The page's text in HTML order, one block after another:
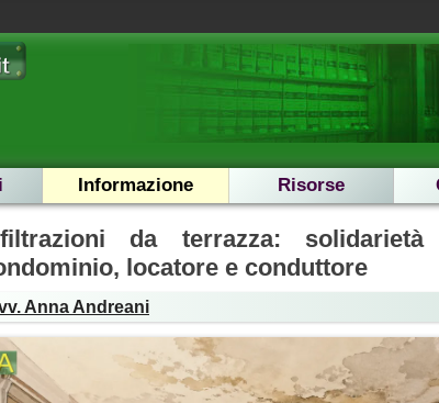
Informazione Risorse
da terrazza:
locatore e conduttore
Anna Andreani